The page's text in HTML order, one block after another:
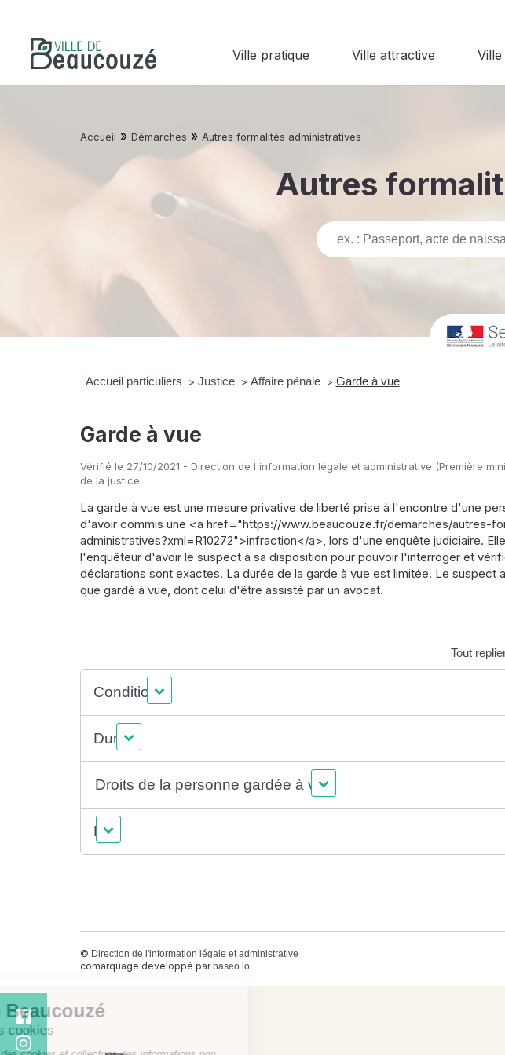
Ville pratique Ville attractive
Accueil » Démarches » Autres formalités administratives
Autres
Accueil particuliers > Justice > Affaire pénale > Garde à vue
Garde à vue
Vérifié le 27/10/2021 - Direction de l'information légale et administrative (Première
de la justice
La garde à vue est une mesure privative de liberté prise à l'encontre d'une
d'avoir commis une <a href="https://www.beaucouze.fr/demarches/autres-
administratives?xml=R10272">infraction</a>, lors d'une enquête judiciaire.
l'enquêteur d'avoir le suspect à sa disposition pour pouvoir l'interroger et
déclarations sont exactes. La durée de la garde à vue est limitée. Le suspect
que gardé à vue, dont celui d'être assisté par un avocat.
Tout
Conditions
Durée
Droits de la personne gardée à vue
Fin
© Direction de l'information légale et administrative
comarquage developpé parbaseo.io